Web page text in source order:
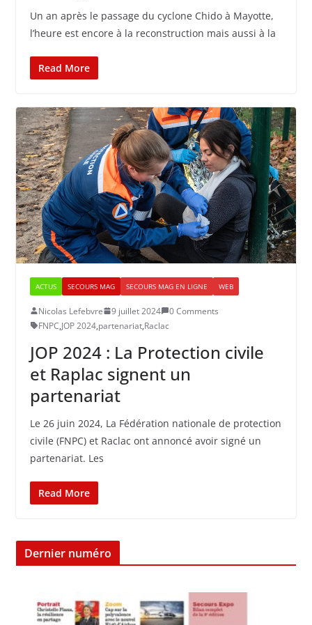
Un an après le passage du cyclone Chido à Mayotte,
l’heure est encore à la reconstruction mais aussi à la
Read More
ACTUS SECOURS MAG SECOURS MAG EN LIGNE WEB
Nicolas Lefebvre 9 juillet 2024
0 Comments
FNPC,JOP 2024,partenariat,Raclac
JOP 2024 : La Protection civile
et Raplac signent un
partenariat
Le 26 juin 2024, La Fédération nationale de protection
civile (FNPC) et Raclac ont annoncé avoir signé un
partenariat. Les
Read More
Dernier numéro